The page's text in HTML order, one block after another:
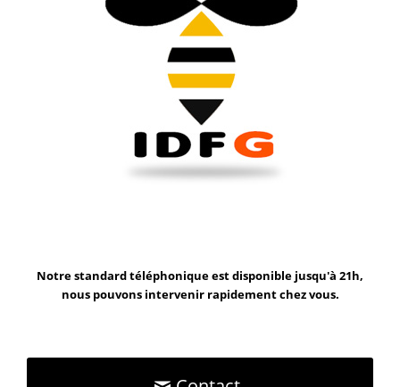
Notre standard téléphonique est disponible jusqu'à 21h,
nous pouvons intervenir rapidement chez vous.